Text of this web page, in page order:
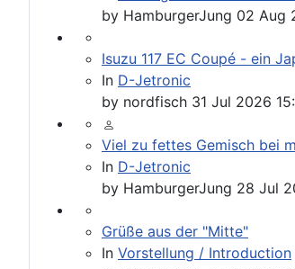
by HamburgerJung 02 Aug
Isuzu 117 EC Coupé - ein
In D-Jetronic
by nordfisch 31 Jul 2026
Viel zu fettes Gemisch bei
In D-Jetronic
by HamburgerJung 28 Jul
Grüße aus der "Mitte"
In Vorstellung / Introduction